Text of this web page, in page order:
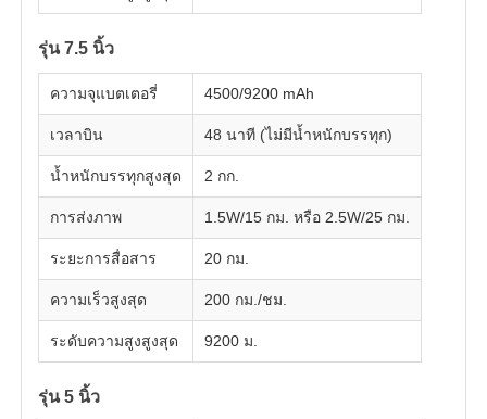
ทัวร์โรงงาน
การควบคุมคุณภาพ
ติดต่อเรา
ข่าว
กรณี
ขอใบเสนอราคา
รุ่น 7.5 นิ้ว
ความจุแบตเตอรี่ 4500/9200 mAh
เวลาบิน 48 นาที (ไม่มีน้ำหนักบรรทุก)
น้ำหนักบรรทุกสูงสุด 2 กก.
การส่งภาพ 1.5W/15 กม. หรือ 2.5W/25 กม.
ระยะการสื่อสาร 20 กม.
ความเร็วสูงสุด 200 กม./ชม.
ระดับความสูงสูงสุด 9200 ม.
รุ่น 5 นิ้ว